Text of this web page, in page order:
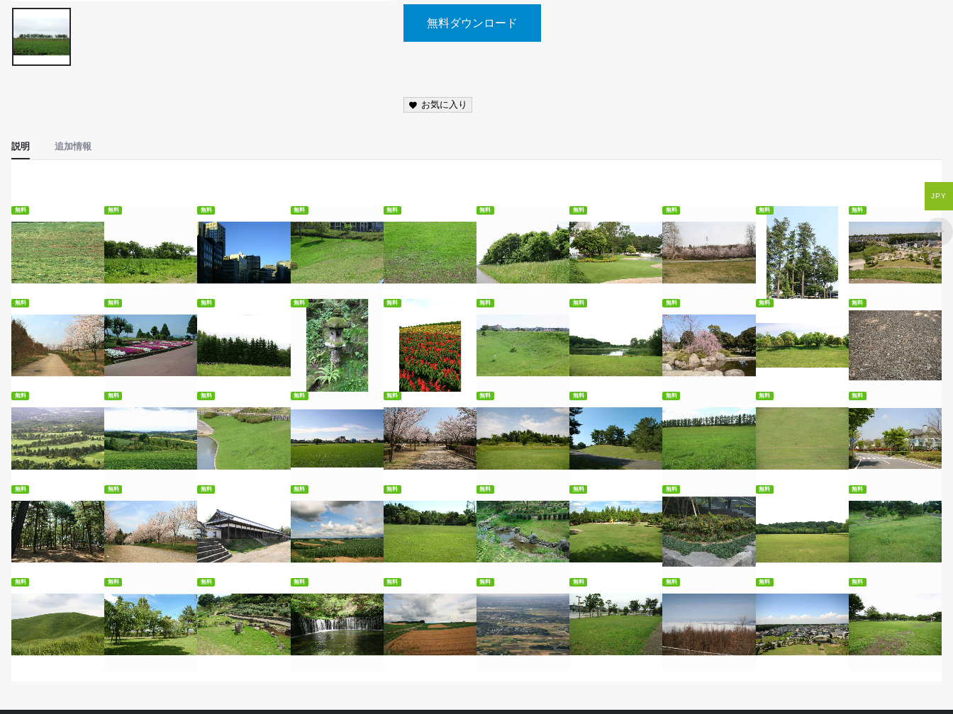
無料ダウンロード
お気に入り
説明 追加情報
無料
無料ダウンロード
無料
無料ダウンロード
無料
無料ダウンロード
無料
無料ダウンロード
無料
無料ダウンロード
無料
無料ダウンロード
無料
無料ダウンロード
無料
無料ダウンロード
無料
無料ダウンロード
無料
無料ダウンロード
無料
無料ダウンロード
無料
無料ダウンロード
無料
無料ダウンロード
無料
無料ダウンロード
無料
無料ダウンロード
無料
無料ダウンロード
無料
無料ダウンロード
無料
無料ダウンロード
無料
無料ダウンロード
無料
無料ダウンロード
無料
無料ダウンロード
無料
無料ダウンロード
無料
無料ダウンロード
無料
無料ダウンロード
無料
無料ダウンロード
無料
無料ダウンロード
無料
無料ダウンロード
無料
無料ダウンロード
無料
無料ダウンロード
無料
無料ダウンロード
無料
無料ダウンロード
無料
無料ダウンロード
無料
無料ダウンロード
無料
無料ダウンロード
無料
無料ダウンロード
無料
無料ダウンロード
無料
無料ダウンロード
無料
無料ダウンロード
無料
無料ダウンロード
無料
無料ダウンロード
無料
無料ダウンロード
無料
無料ダウンロード
無料
無料ダウンロード
無料
無料ダウンロード
無料
無料ダウンロード
無料
無料ダウンロード
無料
無料ダウンロード
無料
無料ダウンロード
無料
無料ダウンロード
無料
無料ダウンロード
JPY